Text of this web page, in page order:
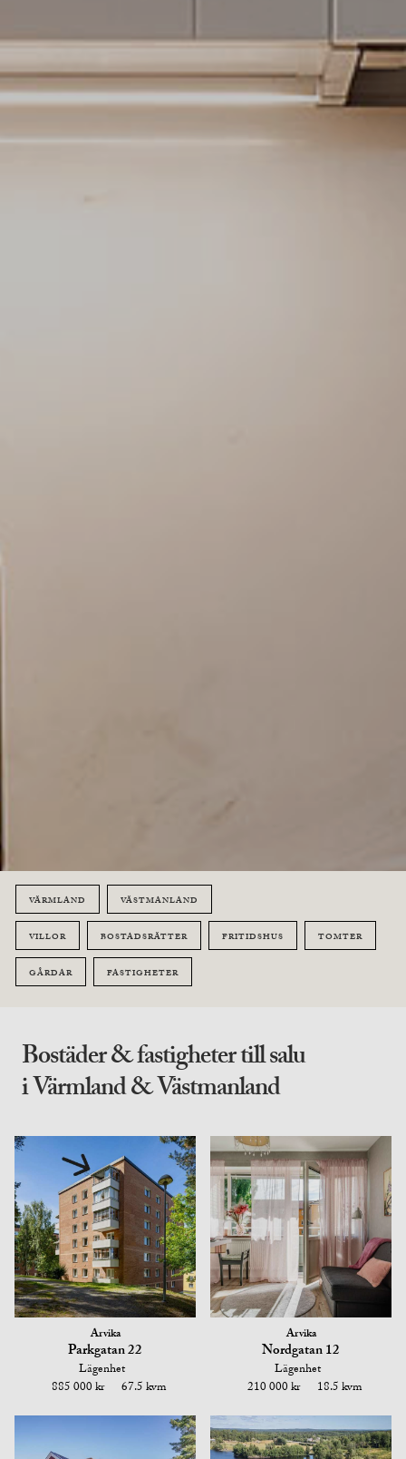
VÄRMLAND VÄSTMANLAND
VILLOR BOSTADSRÄTTER FRITIDSHUS TOMTER
GÅRDAR FASTIGHETER
Bostäder & fastigheter till salu
i Värmland & Västmanland
Arvika
Parkgatan 22
Lägenhet
885 000 kr
67.5 kvm
Arvika
Nordgatan 12
Lägenhet
210 000 kr
18.5 kvm